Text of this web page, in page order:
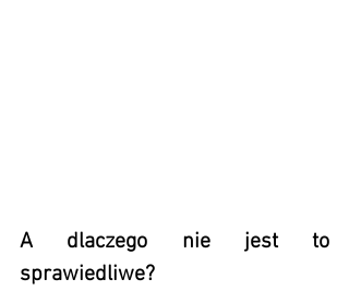
A dlaczego nie jest to
sprawiedliwe?